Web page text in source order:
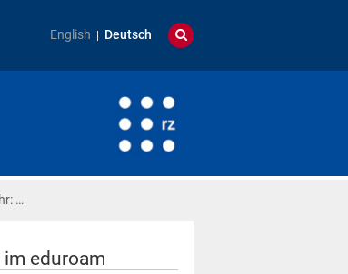
English Deutsch
…
eduroam